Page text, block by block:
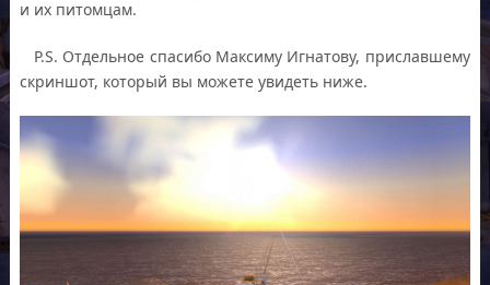
и их питомцам.
P.S. Отдельное спасибо Максиму Игнатову, приславшему
скриншот, который вы можете увидеть ниже.